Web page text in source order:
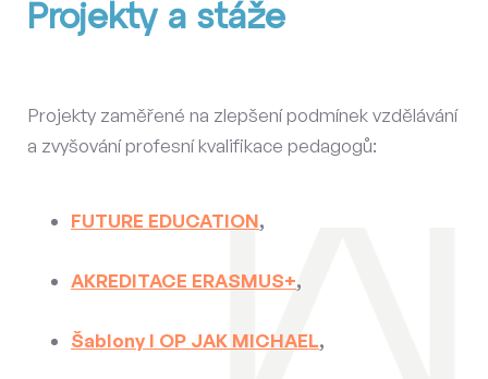
Projekty a stáže
Projekty zaměřené na zlepšení podmínek vzdělávání
a zvyšování profesní kvalifikace pedagogů:
FUTURE EDUCATION,
AKREDITACE ERASMUS+,
Šablony I OP JAK MICHAEL,